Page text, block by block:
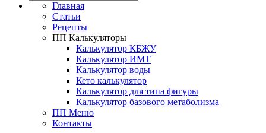
Главная
Статьи
Рецепты
ПП Калькуляторы
Калькулятор КБЖУ
Калькулятор ИМТ
Калькулятор воды
Кето калькулятор
Калькулятор для типа фигуры
Калькулятор базового метаболизма
ПП Меню
Контакты